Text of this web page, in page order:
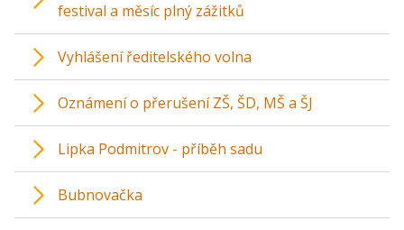
festival a měsíc plný zážitků
Vyhlášení ředitelského volna
Oznámení o přerušení ZŠ, ŠD, MŠ a ŠJ
Lipka Podmitrov - příběh sadu
Bubnovačka